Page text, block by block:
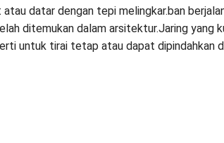
datar dengan tepi melingkar.ban
ditemukan dalam arsitektur.Jaring yang
untuk tirai tetap atau dapat dipindahkan